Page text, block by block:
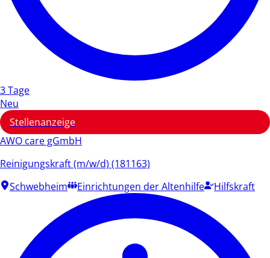
3 Tage
Neu
Stellenanzeige
AWO care gGmbH
Reinigungskraft (m/w/d) (181163)
Schwebheim
Einrichtungen der Altenhilfe Hilfskraft